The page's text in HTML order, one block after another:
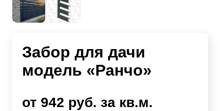
Забор для дачи
модель «Ранчо»
от 942 руб. за кв.м.